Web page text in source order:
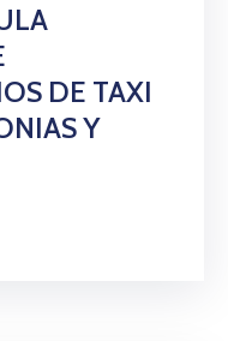
DE TAXI
Y